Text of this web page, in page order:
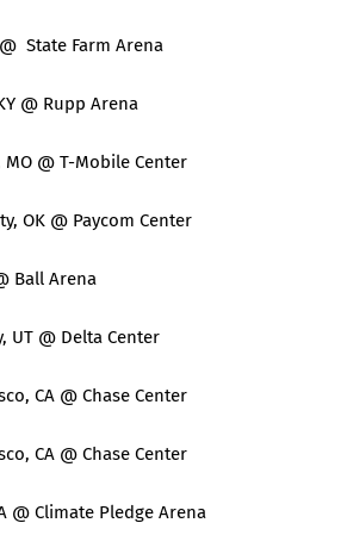
State Farm Arena
@ Rupp Arena
MO @ T-Mobile Center
OK @ Paycom Center
Ball Arena
UT @ Delta Center
CA @ Chase Center
CA @ Chase Center
@ Climate Pledge Arena